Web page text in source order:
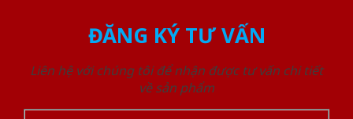
ĐĂNG KÝ TƯ VẤN
Liên hệ với chúng tôi để nhận được tư vấn chi tiết
về sản phẩm